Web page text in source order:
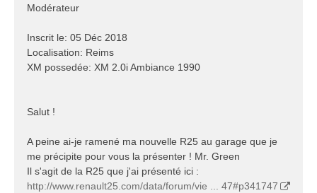
g
Modérateur
Inscrit le: 05 Déc 2018
Localisation: Reims
XM possedée: XM 2.0i Ambiance 1990
Salut !
A peine ai-je ramené ma nouvelle R25 au garage que je
me précipite pour vous la présenter ! Mr. Green
Il s'agit de la R25 que j'ai présenté ici :
http://www.renault25.com/data/forum/vie ... 47#p341747